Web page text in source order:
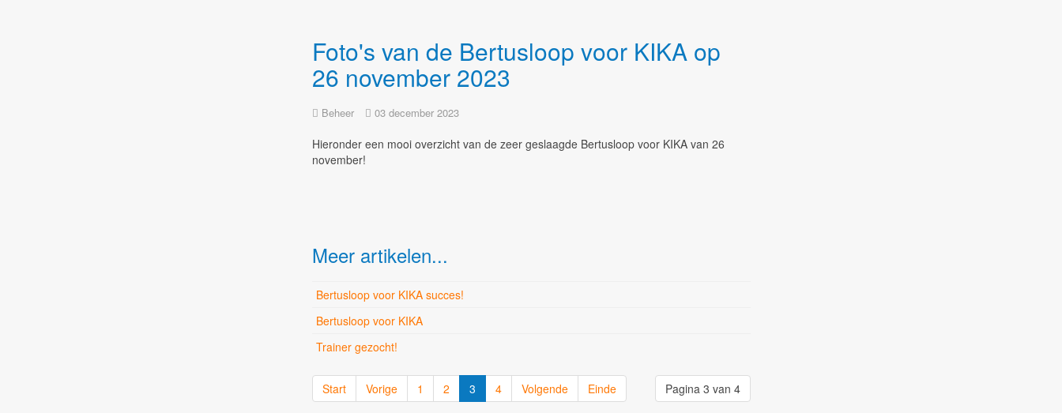
Foto's van de Bertusloop voor KIKA op
26 november 2023
Beheer 03 december 2023
Hieronder een mooi overzicht van de zeer geslaagde Bertusloop voor KIKA van 26
november!
Meer artikelen...
Bertusloop voor KIKA succes!
Bertusloop voor KIKA
Trainer gezocht!
Pagina 3 van 4
Start Vorige 1 2 3 4 Volgende Einde